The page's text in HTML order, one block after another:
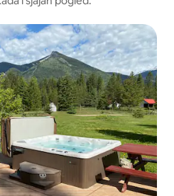
oznakom „Odabrali gosti”